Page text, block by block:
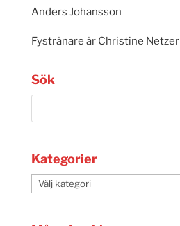
Anders Johansson
Fystränare är Christine Netzer
Sök
Kategorier
Kategorier